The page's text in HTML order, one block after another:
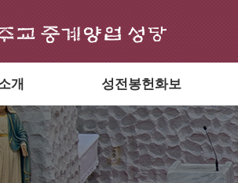
개 성전봉헌화보